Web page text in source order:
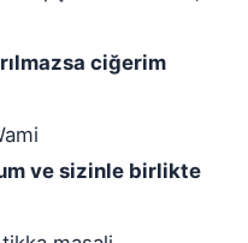
ciğerim
ve sizinle birlikte